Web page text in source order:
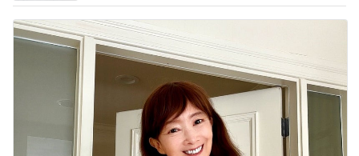
アグネス これから食べるお昼ごはん
Amebaトピックス
記事を読む